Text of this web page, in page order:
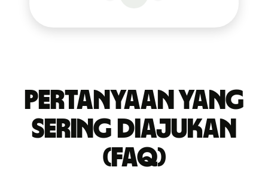
Pertanyaan yang
Sering Diajukan
(FAQ)